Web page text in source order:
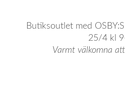
Butiksoutlet med
25/4 kl
Varmt välkomna